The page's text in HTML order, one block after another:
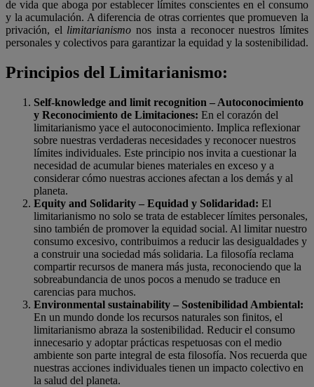
de vida que aboga por establecer límites conscientes en el consumo
y la acumulación. A diferencia de otras corrientes que promueven la
privación, el limitarianismo nos insta a reconocer nuestros límites
personales y colectivos para garantizar la equidad y la sostenibilidad.
Principios del Limitarianismo:
Self-knowledge and limit recognition – Autoconocimiento
y Reconocimiento de Limitaciones: En el corazón del
limitarianismo yace el autoconocimiento. Implica reflexionar
sobre nuestras verdaderas necesidades y reconocer nuestros
límites individuales. Este principio nos invita a cuestionar la
necesidad de acumular bienes materiales en exceso y a
considerar cómo nuestras acciones afectan a los demás y al
planeta.
Equity and Solidarity – Equidad y Solidaridad: El
limitarianismo no solo se trata de establecer límites personales,
sino también de promover la equidad social. Al limitar nuestro
consumo excesivo, contribuimos a reducir las desigualdades y
a construir una sociedad más solidaria. La filosofía reclama
compartir recursos de manera más justa, reconociendo que la
sobreabundancia de unos pocos a menudo se traduce en
carencias para muchos.
Environmental sustainability – Sostenibilidad Ambiental:
En un mundo donde los recursos naturales son finitos, el
limitarianismo abraza la sostenibilidad. Reducir el consumo
innecesario y adoptar prácticas respetuosas con el medio
ambiente son parte integral de esta filosofía. Nos recuerda que
nuestras acciones individuales tienen un impacto colectivo en
la salud del planeta.